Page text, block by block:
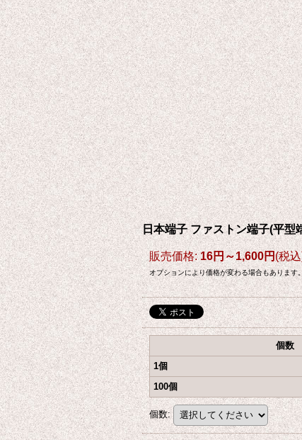
日本端子 ファストン端子(平型
販売価格: 16円～1,600円(税
オプションにより価格が変わる場合もあります
個数
1個
100個
個数: